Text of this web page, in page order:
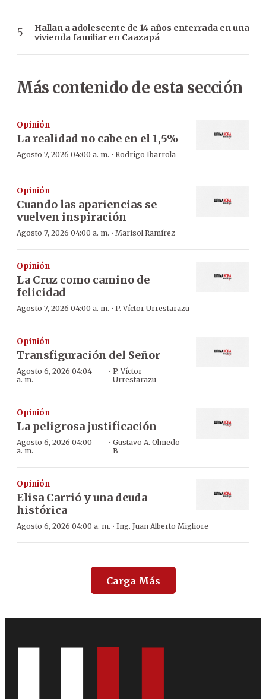
Hallan a adolescente de 14 años enterrada en una
vivienda familiar en Caazapá
Más contenido de esta sección
Opinión
La realidad no cabe en el 1,5%
Agosto 7, 2026 04:00 a. m. · Rodrigo Ibarrola
Opinión
Cuando las apariencias se
vuelven inspiración
Agosto 7, 2026 04:00 a. m. · Marisol Ramírez
Opinión
La Cruz como camino de
felicidad
Agosto 7, 2026 04:00 a. m. · P. Víctor Urrestarazu
Opinión
Transfiguración del Señor
Agosto 6, 2026 04:04
a. m.
· P. Víctor
Urrestarazu
Opinión
La peligrosa justificación
Agosto 6, 2026 04:00
a. m.
· Gustavo A. Olmedo
B
Opinión
Elisa Carrió y una deuda
histórica
Agosto 6, 2026 04:00 a. m. · Ing. Juan Alberto Migliore
Carga Más